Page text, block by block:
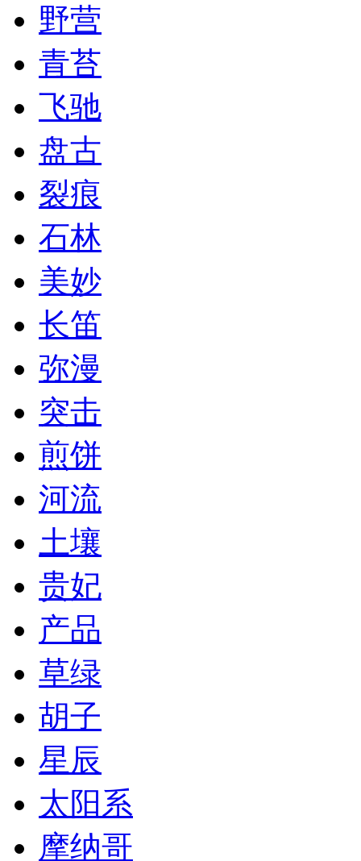
野营
青苔
飞驰
盘古
裂痕
石林
美妙
长笛
弥漫
突击
煎饼
河流
土壤
贵妃
产品
草绿
胡子
星辰
太阳系
摩纳哥